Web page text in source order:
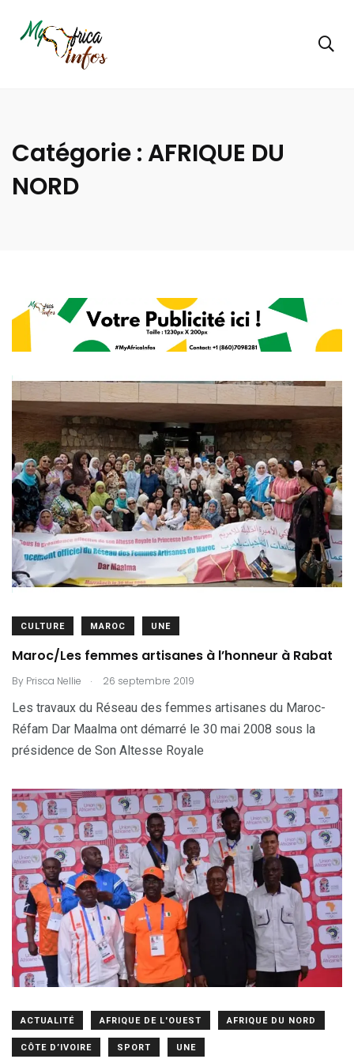
Catégorie : AFRIQUE DU
NORD
CULTURE MAROC UNE
Maroc/Les femmes artisanes à l’honneur à Rabat
By Prisca Nellie . 26 septembre 2019
Les travaux du Réseau des femmes artisanes du Maroc-
Réfam Dar Maalma ont démarré le 30 mai 2008 sous la
présidence de Son Altesse Royale
ACTUALITÉ AFRIQUE DE L'OUEST AFRIQUE DU NORD
CÔTE D’IVOIRE SPORT UNE